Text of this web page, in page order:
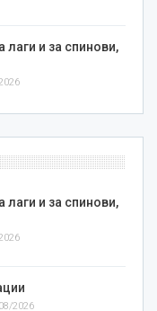
и за спинови,
и за спинови,
2026